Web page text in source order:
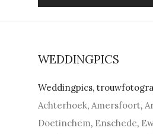
WEDDINGPICS
Weddingpics,
Achterhoek, Amersfoort,
Doetinchem, Enschede,